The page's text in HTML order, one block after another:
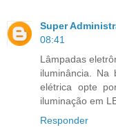
Super
08:41
Lâmpadas
iluminância.
elétrica opte
iluminação em
Responder